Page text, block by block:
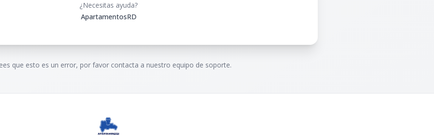
¿Necesitas ayuda?
ApartamentosRD
que esto es un error, por favor contacta a nuestro equipo de soporte.